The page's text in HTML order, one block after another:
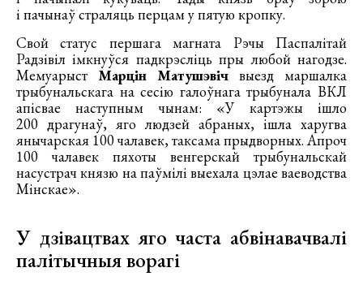
і пачынаў страляць перцам у пятую кропку.
Свой статус першага магната Рэчы Паспалітай
Радзівіл імкнуўся падкрэсліць пры любой нагодзе.
Мемуарыст Марцін Матушэвіч выезд маршалка
трыбунальскага на сесію галоўнага трыбунала ВКЛ
апісвае наступным чынам: «У картэжы ішло
200 драгунаў, яго людзей абраных, ішла харугва
янычарская 100 чалавек, таксама прыдворных. Апроч
100 чалавек пяхоты венгерскай трыбунальскай
насустрач князю на паўмілі выехала цэлае ваеводства
Мінскае».
У дзівацтвах яго часта абвінавачвалі
палітычныя ворагі